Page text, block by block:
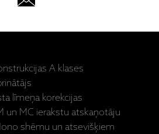
A klases
līmeņa korekcijas
un MC ierakstu atskaņotāju
shēmu un atsevišķiem